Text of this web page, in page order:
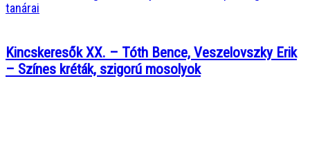
Kincskeresők XX. – Tóth Bence, Veszelovszky Erik
– Színes kréták, szigorú mosolyok